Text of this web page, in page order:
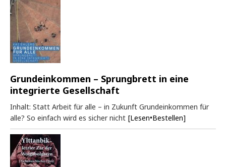
Grundeinkommen – Sprungbrett in eine
integrierte Gesellschaft
Inhalt: Statt Arbeit für alle – in Zukunft Grundeinkommen für
alle? So einfach wird es sicher nicht [Lesen•Bestellen]